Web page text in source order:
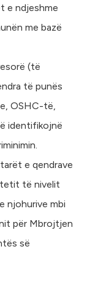
e ndjeshme
me bazë
(të
të punës
OSHC-të,
identifikojnë
e qendrave
të nivelit
njohurive mbi
për Mbrojtjen
së